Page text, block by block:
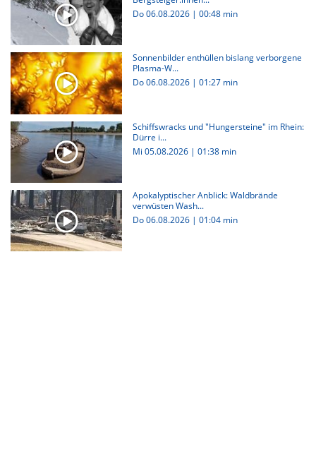
Do 06.08.2026 | 00:48 min
Sonnenbilder enthüllen bislang verborgene
Plasma-W...
Do 06.08.2026 | 01:27 min
Schiffswracks und "Hungersteine" im Rhein:
Dürre i...
Mi 05.08.2026 | 01:38 min
Apokalyptischer Anblick: Waldbrände
verwüsten Wash...
Do 06.08.2026 | 01:04 min